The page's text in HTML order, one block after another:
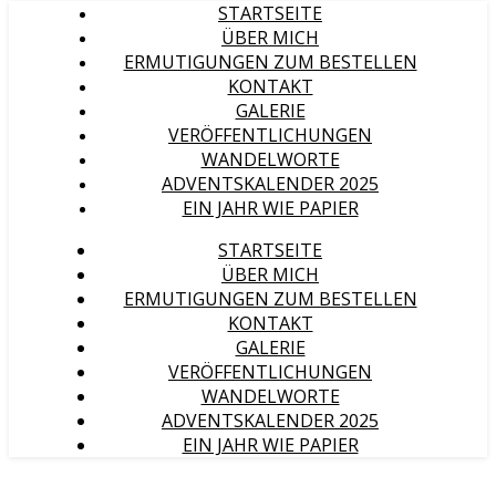
STARTSEITE
ÜBER MICH
ERMUTIGUNGEN ZUM BESTELLEN
KONTAKT
GALERIE
VERÖFFENTLICHUNGEN
WANDELWORTE
ADVENTSKALENDER 2025
EIN JAHR WIE PAPIER
STARTSEITE
ÜBER MICH
ERMUTIGUNGEN ZUM BESTELLEN
KONTAKT
GALERIE
VERÖFFENTLICHUNGEN
WANDELWORTE
ADVENTSKALENDER 2025
EIN JAHR WIE PAPIER